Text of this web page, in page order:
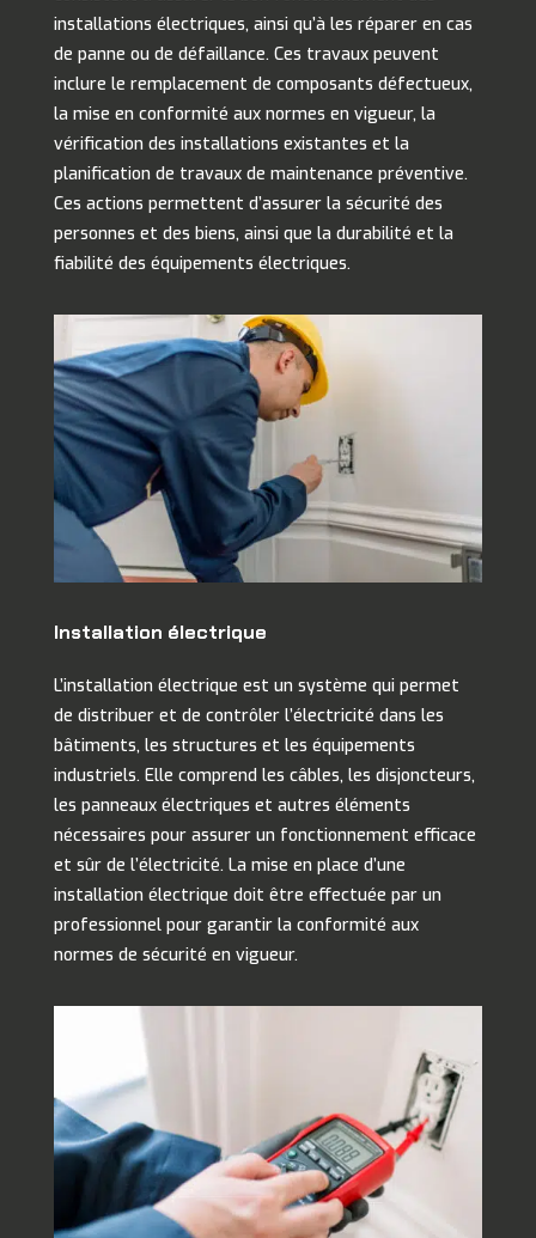
installations électriques, ainsi qu’à les réparer en cas
de panne ou de défaillance. Ces travaux peuvent
inclure le remplacement de composants défectueux,
la mise en conformité aux normes en vigueur, la
vérification des installations existantes et la
planification de travaux de maintenance préventive.
Ces actions permettent d’assurer la sécurité des
personnes et des biens, ainsi que la durabilité et la
fiabilité des équipements électriques.
Installation électrique
L’installation électrique est un système qui permet
de distribuer et de contrôler l’électricité dans les
bâtiments, les structures et les équipements
industriels. Elle comprend les câbles, les disjoncteurs,
les panneaux électriques et autres éléments
nécessaires pour assurer un fonctionnement efficace
et sûr de l’électricité. La mise en place d’une
installation électrique doit être effectuée par un
professionnel pour garantir la conformité aux
normes de sécurité en vigueur.